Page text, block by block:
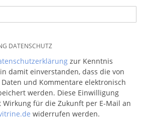
DATENSCHUTZ
zur Kenntnis
damit einverstanden, dass die von
und Kommentare elektronisch
werden. Diese Einwilligung
für die Zukunft per E-Mail an
widerrufen werden.